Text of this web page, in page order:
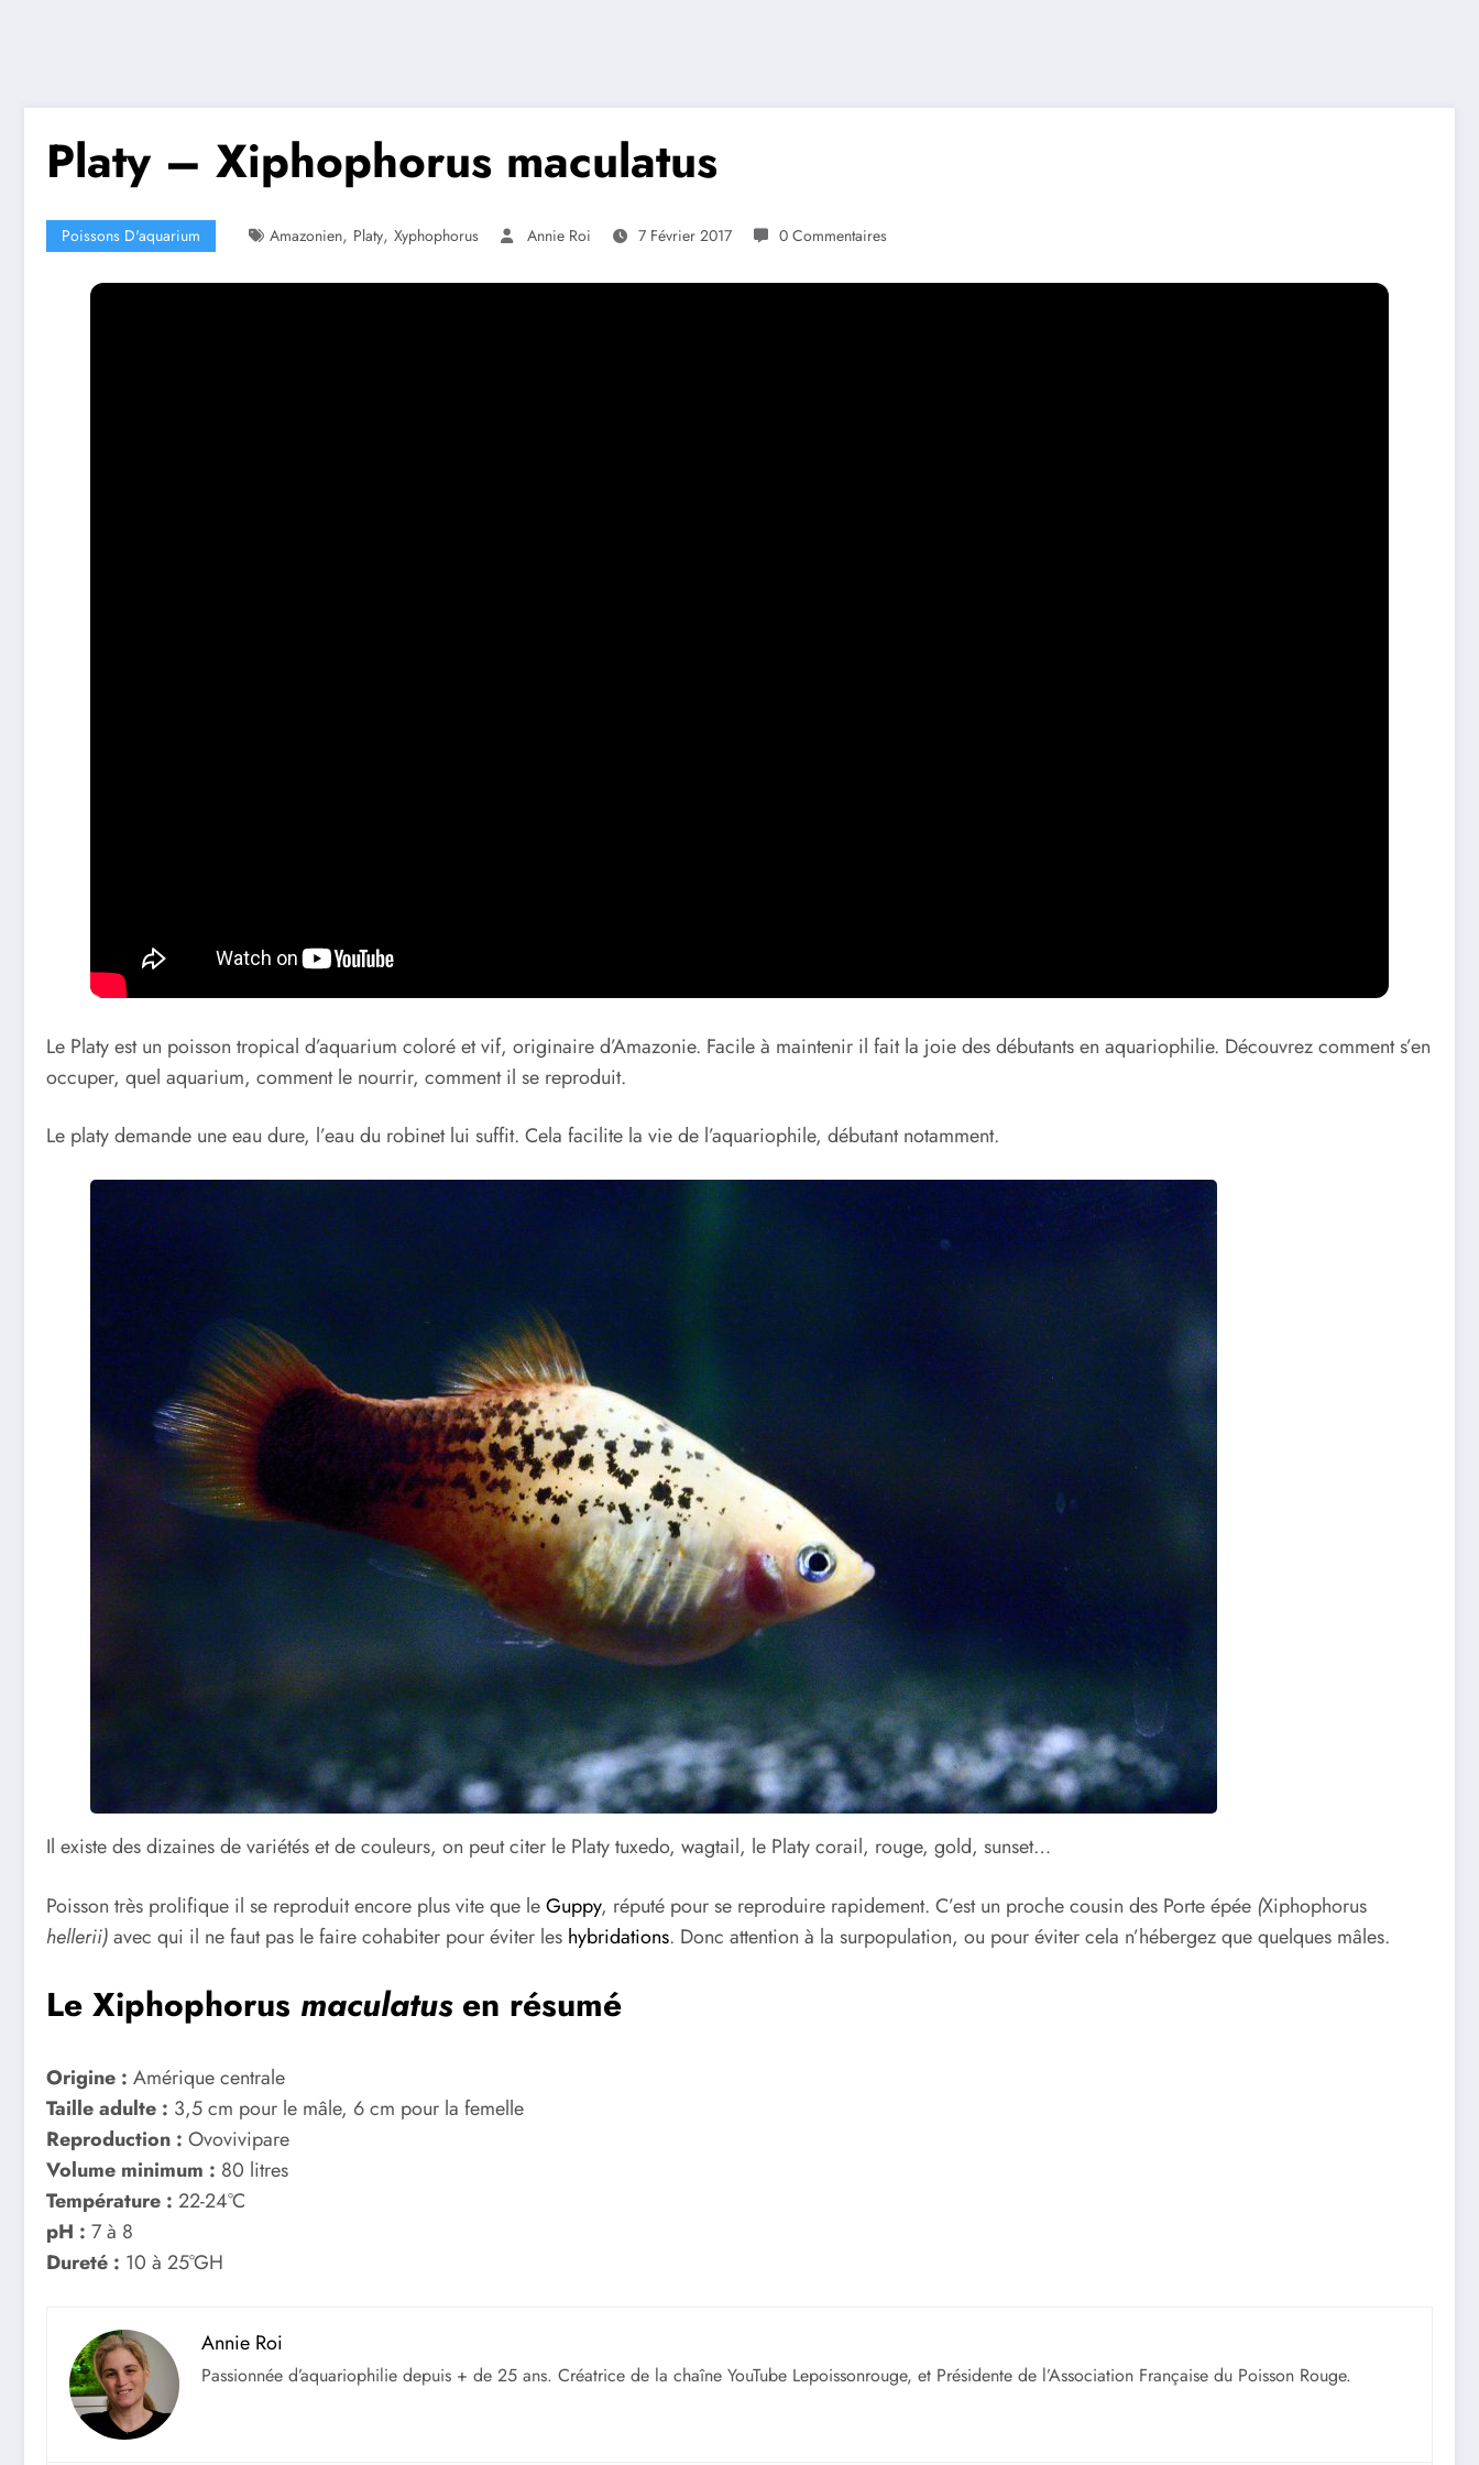
Platy – Xiphophorus maculatus
Poissons D'aquarium Amazonien, Platy, Xyphophorus Annie Roi 7 Février 2017 0 Commentaires
Le Platy est un poisson tropical d’aquarium coloré et vif, originaire d’Amazonie. Facile à maintenir il fait la joie des débutants en aquariophilie. Découvrez comment s’en
occuper, quel aquarium, comment le nourrir, comment il se reproduit.
Le platy demande une eau dure, l’eau du robinet lui suffit. Cela facilite la vie de l’aquariophile, débutant notamment.
Il existe des dizaines de variétés et de couleurs, on peut citer le Platy tuxedo, wagtail, le Platy corail, rouge, gold, sunset…
Poisson très prolifique il se reproduit encore plus vite que leGuppy, réputé pour se reproduire rapidement. C’est un proche cousin des Porte épée (Xiphophorus
hellerii)avec qui il ne faut pas le faire cohabiter pour éviter les hybridations. Donc attention à la surpopulation, ou pour éviter cela n’hébergez que quelques mâles.
Le Xiphophorus maculatusen résumé
Origine : Amérique centrale
Taille adulte : 3,5 cm pour le mâle, 6 cm pour la femelle
Reproduction : Ovovivipare
Volume minimum : 80 litres
Température : 22-24°C
pH : 7 à 8
Dureté : 10 à 25°GH
Annie Roi
Passionnée d’aquariophilie depuis + de 25 ans. Créatrice de la chaîne YouTube Lepoissonrouge, et Présidente de l’Association Française du Poisson Rouge.